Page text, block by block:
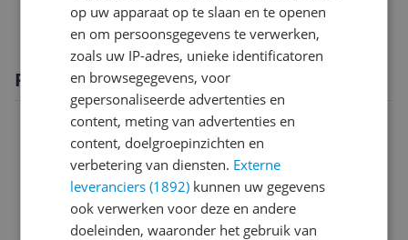
Verpakking
Productomschrijving
op uw apparaat op te slaan en te openen
en om persoonsgegevens te verwerken,
zoals uw IP-adres, unieke identificatoren
en browsegegevens, voor
gepersonaliseerde advertenties en
content, meting van advertenties en
content, doelgroepinzichten en
verbetering van diensten. Externe
leveranciers (1892) kunnen uw gegevens
ook verwerken voor deze en andere
doeleinden, waaronder het gebruik van